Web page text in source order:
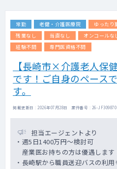
常勤 老健・介護医療院 ゆったり
残業なし
当直なし オンコールな
経験不問
専門医資格不問
【長崎市×介護老人保
です！ご自身のペース
す。
掲載更新日 : 2026年07月28日 案件番号 : 26-JF309870
担当エージェントより
・週5日1400万円～検討可
産業医お持ちの方は優遇します
・長崎駅から職員送迎バスの利用